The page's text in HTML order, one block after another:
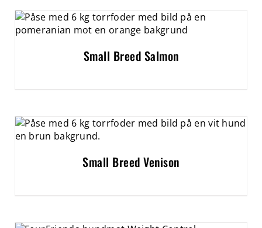
Small Breed Salmon
Small Breed Venison